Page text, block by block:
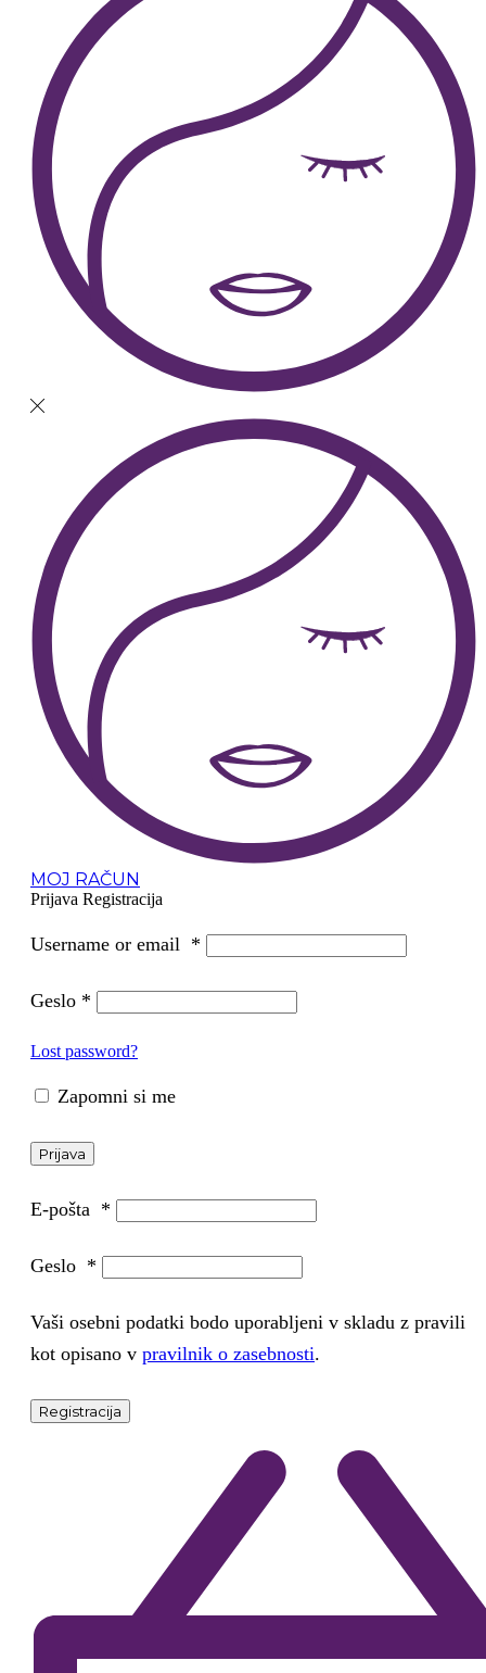
MOJ RAČUN
Prijava Registracija
Username or email *
Geslo *
Lost password?
Zapomni si me
Prijava
E-pošta *
Geslo *
Vaši osebni podatki bodo uporabljeni v skladu z pravili
kot opisano v pravilnik o zasebnosti.
Registracija